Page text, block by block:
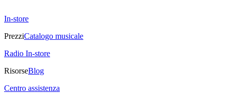
In-store
PrezziCatalogo musicale
Radio In-store
RisorseBlog
Centro assistenza